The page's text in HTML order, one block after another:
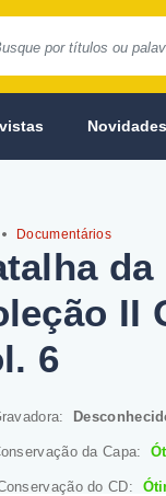
Novidades
Documentários
da
II
6
da Capa:
do CD: